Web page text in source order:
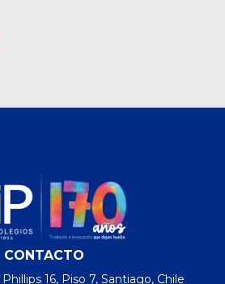
CONTACTO
Phillips 16, Piso 7, Santiago, Chile